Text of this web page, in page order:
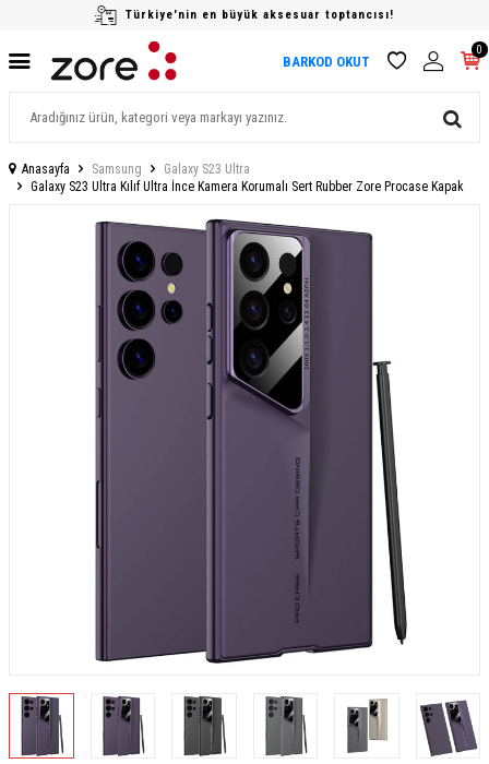
Türkiye'nin en büyük aksesuar toptancısı!
BARKOD OKUT
0
Anasayfa Samsung
Galaxy S23 Ultra
Galaxy S23 Ultra Kılıf Ultra İnce Kamera Korumalı Sert Rubber Zore Procase Kapak